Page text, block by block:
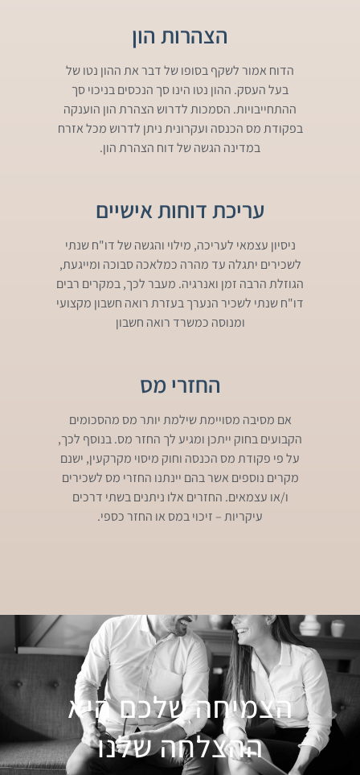
הצהרות הון
הדוח אמור לשקף בסופו של דבר את ההון נטו של
בעל העסק. ההון נטו הינו סך הנכסים בניכוי סך
ההתחייבויות. הסמכות לדרוש הצהרת הון הוענקה
בפקודת מס הכנסה ועקרונית ניתן לדרוש מכל אזרח
במדינה הגשה של דוח הצהרת הון.
עריכת דוחות אישיים
ניסיון עצמאי לעריכה, מילוי והגשה של דו"ח שנתי
לשכירים יתגלה עד מהרה כמלאכה סבוכה ומייגעת,
הגוזלת הרבה זמן ואנרגיה. מעבר לכך, במקרים רבים
דו"ח שנתי לשכיר הנערך בעזרת רואה חשבון מקצועי
ומנוסה כמשרד רואה חשבון
החזרי מס
אם מסיבה מסויימת שילמת יותר מס מהסכומים
הקבועים בחוק ייתכן ומגיע לך החזר מס. בנוסף לכך,
על פי פקודת מס הכנסה וחוק מיסוי מקרקעין, ישנם
מקרים נוספים אשר בהם יינתנו החזרי מס לשכירים
ו/או עצמאים. החזרים אלו ניתנים בשתי דרכים
עיקריות – זיכוי במס או החזר כספי.
הצמיחה שלכם היא
ההצלחה שלנו